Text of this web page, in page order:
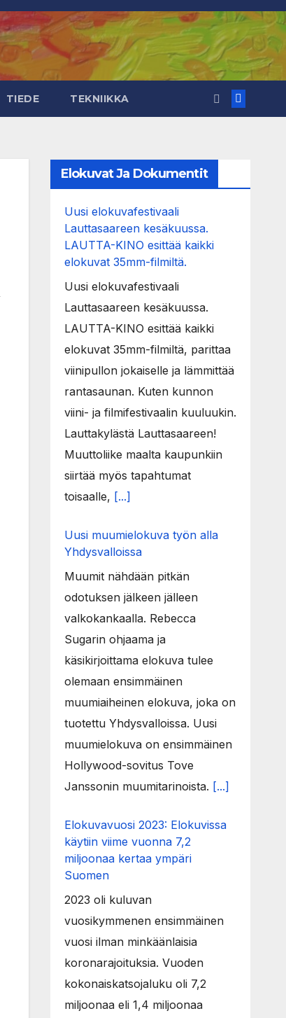
TIEDE TEKNIIKKA
Elokuvat Ja Dokumentit
Uusi elokuvafestivaali
Lauttasaareen kesäkuussa.
LAUTTA-KINO esittää kaikki
elokuvat 35mm-filmiltä.
Uusi elokuvafestivaali
Lauttasaareen kesäkuussa.
LAUTTA-KINO esittää kaikki
elokuvat 35mm-filmiltä, parittaa
viinipullon jokaiselle ja lämmittää
rantasaunan. Kuten kunnon
viini- ja filmifestivaalin kuuluukin.
Lauttakylästä Lauttasaareen!
Muuttoliike maalta kaupunkiin
siirtää myös tapahtumat
toisaalle, [...]
Uusi muumielokuva työn alla
Yhdysvalloissa
Muumit nähdään pitkän
odotuksen jälkeen jälleen
valkokankaalla. Rebecca
Sugarin ohjaama ja
käsikirjoittama elokuva tulee
olemaan ensimmäinen
muumiaiheinen elokuva, joka on
tuotettu Yhdysvalloissa. Uusi
muumielokuva on ensimmäinen
Hollywood-sovitus Tove
Janssonin muumitarinoista. [...]
Elokuvavuosi 2023: Elokuvissa
käytiin viime vuonna 7,2
miljoonaa kertaa ympäri
Suomen
2023 oli kuluvan
vuosikymmenen ensimmäinen
vuosi ilman minkäänlaisia
koronarajoituksia. Vuoden
kokonaiskatsojaluku oli 7,2
miljoonaa eli 1,4 miljoonaa